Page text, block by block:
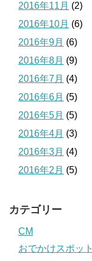
2016年11月 (2)
2016年10月 (6)
2016年9月 (6)
2016年8月 (9)
2016年7月 (4)
2016年6月 (5)
2016年5月 (5)
2016年4月 (3)
2016年3月 (4)
2016年2月 (5)
カテゴリー
CM
おでかけスポット